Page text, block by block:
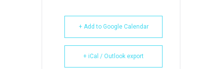
+ Add to Google Calendar
+ iCal / Outlook export